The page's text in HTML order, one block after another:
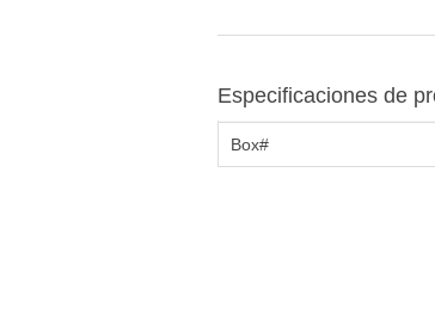
Especificaciones de
Box#